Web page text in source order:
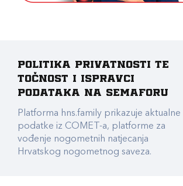
Politika privatnosti te
točnost i ispravci
podataka na Semaforu
Platforma hns.family prikazuje aktualne
podatke iz COMET-a, platforme za
vođenje nogometnih natjecanja
Hrvatskog nogometnog saveza.